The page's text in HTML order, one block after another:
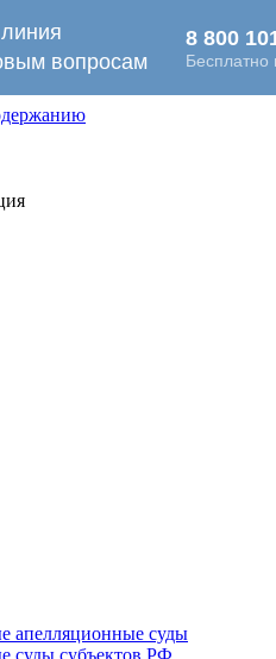
апелляционные суды
суды субъектов РФ